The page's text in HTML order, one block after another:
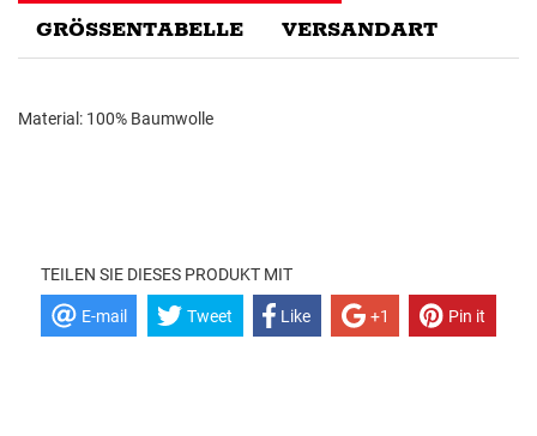
GRÖSSENTABELLE VERSANDART
Material: 100% Baumwolle
TEILEN SIE DIESES PRODUKT MIT
E-mail Tweet Like +1 Pin it